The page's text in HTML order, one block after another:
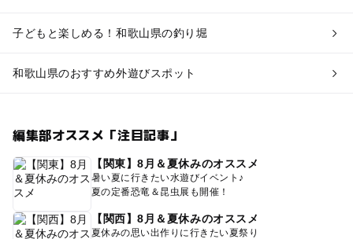
子どもと楽しめる！和歌山県の釣り堀
和歌山県のおすすめ外遊びスポット
編集部オススメ「注目記事」
【関東】8月＆夏休みのオススメ
暑い夏に行きたい水遊びイベント♪
夏の定番恐竜＆昆虫展も開催！
【関西】8月＆夏休みのオススメ
夏休みの思い出作りに行きたい夏祭り